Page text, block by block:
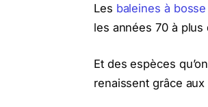
Les baleines à bosse
les années 70 à plus
Et des espèces
renaissent grâce